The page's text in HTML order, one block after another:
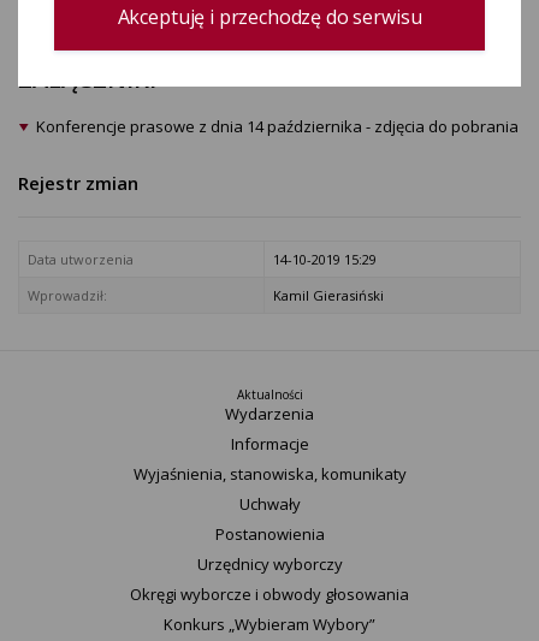
ZAŁĄCZNIKI
Konferencje prasowe z dnia 14 października - zdjęcia do pobrania
Rejestr zmian
Data utworzenia
14-10-2019 15:29
Wprowadził:
Kamil Gierasiński
Aktualności
Wydarzenia
Informacje
Wyjaśnienia, stanowiska, komunikaty
Uchwały
Postanowienia
Urzędnicy wyborczy
Okręgi wyborcze i obwody głosowania
Konkurs „Wybieram Wybory”
Akceptuję i przechodzę do serwisu